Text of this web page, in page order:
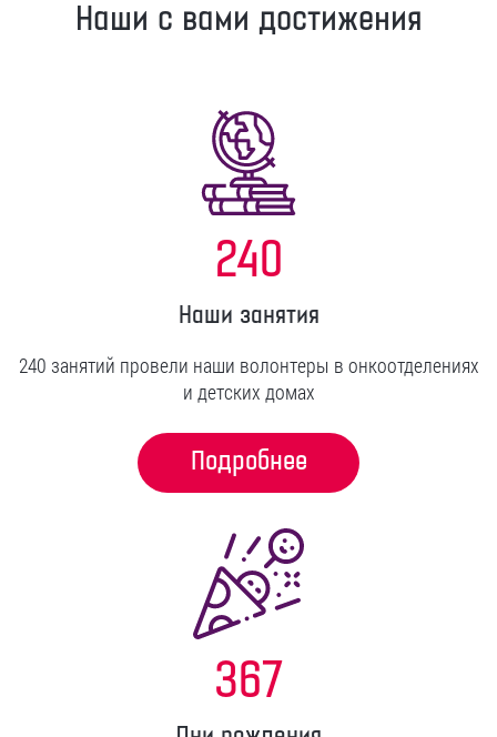
Наши с вами достижения
240
Наши занятия
240 занятий провели наши волонтеры в онкоотделениях
и детских домах
Подробнее
367